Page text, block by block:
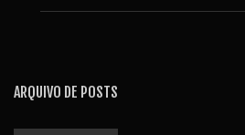
ARQUIVO DE POSTS